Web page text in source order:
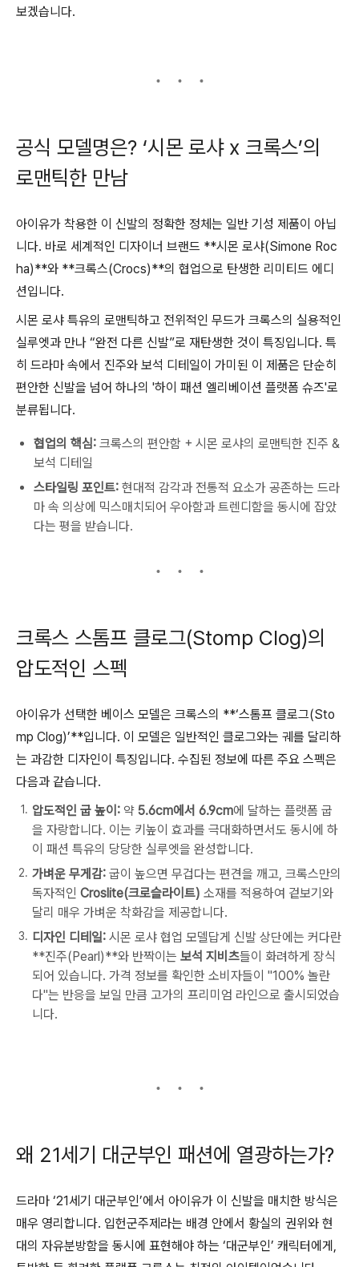
보겠습니다.
공식 모델명은? ‘시몬 로샤 x 크록스’의
로맨틱한 만남
아이유가 착용한 이 신발의 정확한 정체는 일반 기성 제품이 아닙
니다. 바로 세계적인 디자이너 브랜드 **시몬 로샤(Simone Roc
ha)**와 **크록스(Crocs)**의 협업으로 탄생한 리미티드 에디
션입니다.
시몬 로샤 특유의 로맨틱하고 전위적인 무드가 크록스의 실용적인
실루엣과 만나 “완전 다른 신발”로 재탄생한 것이 특징입니다. 특
히 드라마 속에서 진주와 보석 디테일이 가미된 이 제품은 단순히
편안한 신발을 넘어 하나의 '하이 패션 엘리베이션 플랫폼 슈즈'로
분류됩니다.
협업의 핵심: 크록스의 편안함 + 시몬 로샤의 로맨틱한 진주 &
보석 디테일
스타일링 포인트: 현대적 감각과 전통적 요소가 공존하는 드라
마 속 의상에 믹스매치되어 우아함과 트렌디함을 동시에 잡았
다는 평을 받습니다.
크록스 스톰프 클로그(Stomp Clog)의
압도적인 스펙
아이유가 선택한 베이스 모델은 크록스의 **‘스톰프 클로그(Sto
mp Clog)’**입니다. 이 모델은 일반적인 클로그와는 궤를 달리하
는 과감한 디자인이 특징입니다. 수집된 정보에 따른 주요 스펙은
다음과 같습니다.
압도적인 굽 높이: 약 5.6cm에서 6.9cm에 달하는 플랫폼 굽
을 자랑합니다. 이는 키높이 효과를 극대화하면서도 동시에 하
이 패션 특유의 당당한 실루엣을 완성합니다.
가벼운 무게감: 굽이 높으면 무겁다는 편견을 깨고, 크록스만의
독자적인 Croslite(크로슬라이트) 소재를 적용하여 겉보기와
달리 매우 가벼운 착화감을 제공합니다.
디자인 디테일: 시몬 로샤 협업 모델답게 신발 상단에는 커다란
**진주(Pearl)**와 반짝이는 보석 지비츠들이 화려하게 장식
되어 있습니다. 가격 정보를 확인한 소비자들이 "100% 놀란
다"는 반응을 보일 만큼 고가의 프리미엄 라인으로 출시되었습
니다.
왜 21세기 대군부인 패션에 열광하는가?
드라마 ‘21세기 대군부인’에서 아이유가 이 신발을 매치한 방식은
매우 영리합니다. 입헌군주제라는 배경 안에서 황실의 권위와 현
대의 자유분방함을 동시에 표현해야 하는 ‘대군부인’ 캐릭터에게,